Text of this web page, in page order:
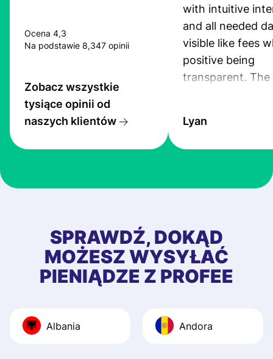
Ocena 4,3
Na podstawie 8,347 opinii
Zobacz wszystkie
tysiące opinii od
naszych klientów
with intuitive
and all needed
visible like fees
positive being
transparent. The
the exchange
at Profee is very
first started
app, and they
quick to provide
and helpful
Recommend it!
Lyan
SPRAWDŹ, DOKĄD
MOŻESZ WYSYŁAĆ
PIENIĄDZE Z PROFEE
Albania Andora